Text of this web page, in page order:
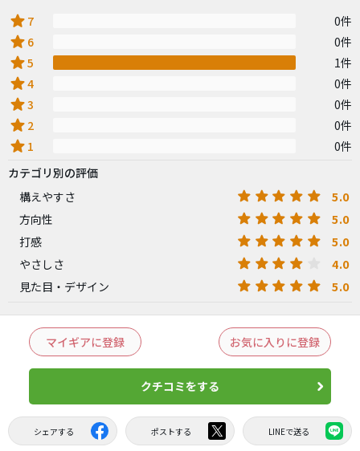
star 7 0件
star 6 0件
star5 1件
star4 0件
star3 0件
star 2 0件
star 1
0件
カテゴリ別の評価
構えやすさ
5.0
方向性 5.0
打感 5.0
やさしさ 4.0
見た目・デザイン 5.0
マイギアに登録 お気に入りに登録
クチコミをする
シェアする ポストする LINEで送る